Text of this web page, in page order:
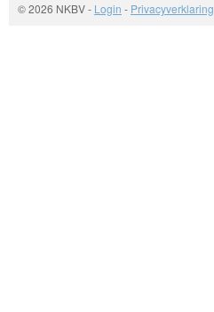
© 2026 NKBV- Login - Privacyverklaring